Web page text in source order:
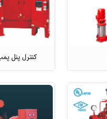
کنترل پنل